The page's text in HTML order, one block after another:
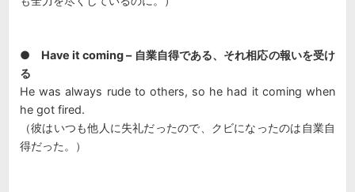
● Have it coming – 自業自得である、それ相応の報いを受け
る
He was always rude to others, so he had it coming when
he got fired.
（彼はいつも他人に失礼だったので、クビになったのは自業自
得だった。）